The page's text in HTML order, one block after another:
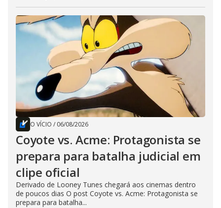
O VÍCIO / 06/08/2026
Coyote vs. Acme: Protagonista se
prepara para batalha judicial em
clipe oficial
Derivado de Looney Tunes chegará aos cinemas dentro
de poucos dias O post Coyote vs. Acme: Protagonista se
prepara para batalha...